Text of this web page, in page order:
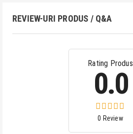
REVIEW-URI PRODUS / Q&A
Rating Produs
0.0
0 Review